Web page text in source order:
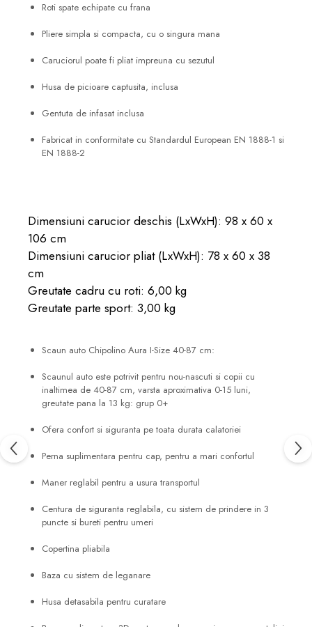
Roti spate echipate cu frana
Pliere simpla si compacta, cu o singura mana
Caruciorul poate fi pliat impreuna cu sezutul
Husa de picioare captusita, inclusa
Gentuta de infasat inclusa
Fabricat in conformitate cu Standardul European EN 1888-1 si
EN 1888-2
Dimensiuni carucior deschis (LxWxH): 98 x 60 x
106 cm
Dimensiuni carucior pliat (LxWxH): 78 x 60 x 38
cm
Greutate cadru cu roti: 6,00 kg
Greutate parte sport: 3,00 kg
Scaun auto Chipolino Aura I-Size 40-87 cm:
Scaunul auto este potrivit pentru nou-nascuti si copii cu
inaltimea de 40-87 cm, varsta aproximativa 0-15 luni,
greutate pana la 13 kg: grup 0+
Ofera confort si siguranta pe toata durata calatoriei
Perna suplimentara pentru cap, pentru a mari confortul
Maner reglabil pentru a usura transportul
Centura de siguranta reglabila, cu sistem de prindere in 3
puncte si bureti pentru umeri
Copertina pliabila
Baza cu sistem de leganare
Husa detasabila pentru curatare